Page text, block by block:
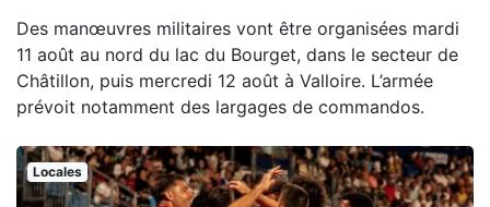
Des manœuvres militaires vont être organisées mardi
11 août au nord du lac du Bourget, dans le secteur de
Châtillon, puis mercredi 12 août à Valloire. L’armée
prévoit notamment des largages de commandos.
Locales